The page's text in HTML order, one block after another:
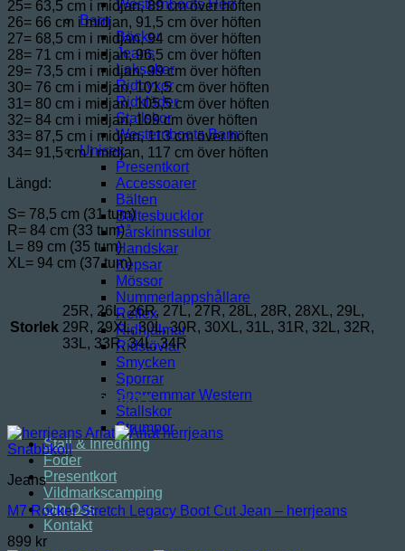
Westernboots Herr
Barn
Böcker
Jeans
Leksaker
Ridbyxor
Ridkläder
Stallskor
Westernboots Barn
Unisex
Presentkort
Accessoarer
Bälten
Bältesbucklor
Fårskinnssulor
Handskar
Kepsar
Mössor
Nummerlappshållare
Reflex
Ridhjälmar
Ridstövlar
Smycken
Sporrar
Sporremmar Western
Stallskor
Strumpor
Stall & Inredning
Foder
Presentkort
Vildmarkscamping
Om Oss
Kontakt
25= 63,5 cm i midjan, 89 cm över höften
26= 66 cm i midjan, 91,5 cm över höften
27= 68,5 cm i midjan, 94 cm över höften
28= 71 cm i midjan, 96,5 cm över höften
29= 73,5 cm i midjan, 99 cm över höften
30= 76 cm i midjan, 101,5 cm över höften
31= 80 cm i midjan, 105,5 cm över höften
32= 84 cm i midjan, 109 cm över höften
33= 87,5 cm i midjan, 113 cm över höften
34= 91,5 cm i midjan, 117 cm över höften
Längd:
S= 78,5 cm (31 tum)
R= 84 cm (33 tum)
L= 89 cm (35 tum)
XL= 94 cm (37 tum)
Storlek
25R, 26L, 26R, 27L, 27R, 28L, 28R, 28XL, 29L,
29R, 29XL, 30L, 30R, 30XL, 31L, 31R, 32L, 32R,
33L, 33R, 34L, 34R
Relaterade produkter
Snabbkoll
Jeans
M7 Rocker Stretch Legacy Boot Cut Jean – herrjeans
899 kr